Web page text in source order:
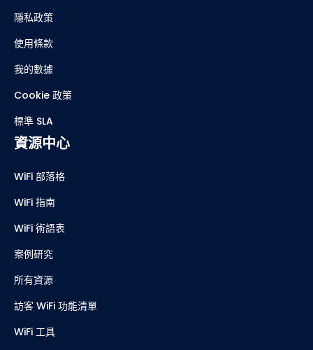
隱私政策
使用條款
我的數據
Cookie 政策
標準 SLA
資源中心
WiFi 部落格
WiFi 指南
WiFi 術語表
案例研究
所有資源
訪客 WiFi 功能清單
WiFi 工具